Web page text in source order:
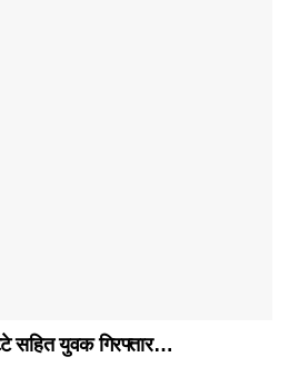
सहित युवक गिरफ्तार…